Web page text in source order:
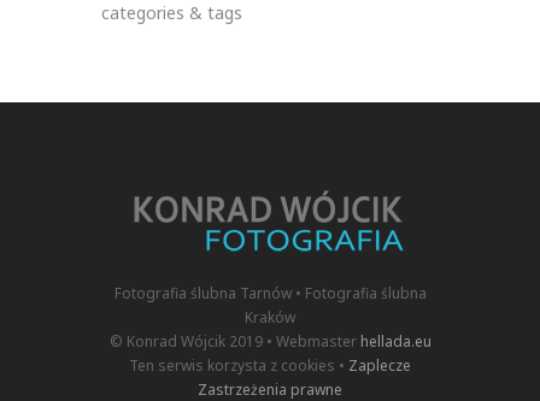
categories & tags
Fotografia ślubna Tarnów • Fotografia ślubna
Kraków
© Konrad Wójcik 2019 • Webmaster hellada.eu
Ten serwis korzysta z cookies • Zaplecze
Zastrzeżenia prawne